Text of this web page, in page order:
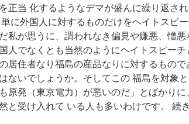
正当 化するようなデマが盛んに繰り返さ
に外国人に対するものだけをヘイトスピ
私が思うに、謂われなき偏見や嫌悪、憎
人でなくとも当然のようにヘイトスピー
居住者なり福島の産品なりに対するもの
ないでしょうか。そしてこの 福島を対象
原発（東京電力）が悪いのだ」とばかり
と受け入れて いる人も多いわけです。 続